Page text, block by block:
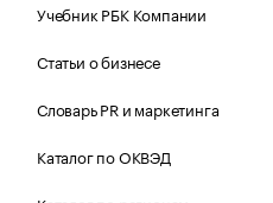
Учебник РБК Компании
Статьи о бизнесе
Словарь PR и маркетинга
Каталог по ОКВЭД